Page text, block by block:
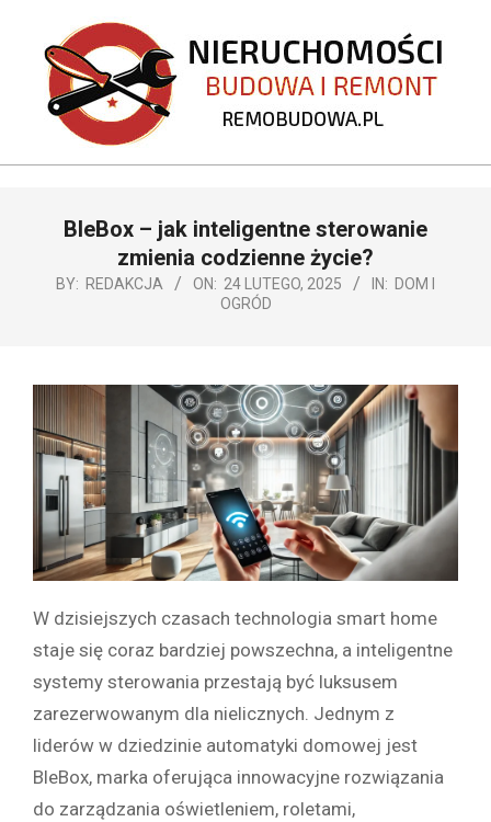
content
REMOBUDOWA.PL
NavigationBleBox – jak inteligentne sterowanie
zmienia codzienne życie?
BY: REDAKCJA ON: 24 LUTEGO, 2025 IN: DOM I
OGRÓD
W dzisiejszych czasach technologia smart home
staje się coraz bardziej powszechna, a inteligentne
systemy sterowania przestają być luksusem
zarezerwowanym dla nielicznych. Jednym z
liderów w dziedzinie automatyki domowej jest
BleBox, marka oferująca innowacyjne rozwiązania
do zarządzania oświetleniem, roletami,